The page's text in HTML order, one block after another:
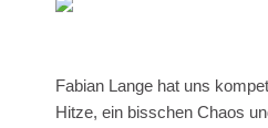
Fabian Lange hat uns
Hitze, ein bisschen Chaos